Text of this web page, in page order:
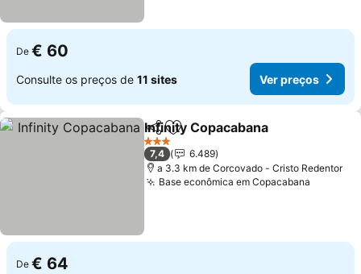
De € 60
Consulte os preços de 11 sites Ver preços
PartilharAdicionar aos favoritos
Infinity Copacabana
3 Estrelas
7,4
6.489
a 3.3 km de Corcovado - Cristo Redentor
Base econômica em Copacabana
De € 64